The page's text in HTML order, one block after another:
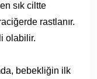
sık ciltte
rastlanır.
olabilir.
bebekliğin ilk